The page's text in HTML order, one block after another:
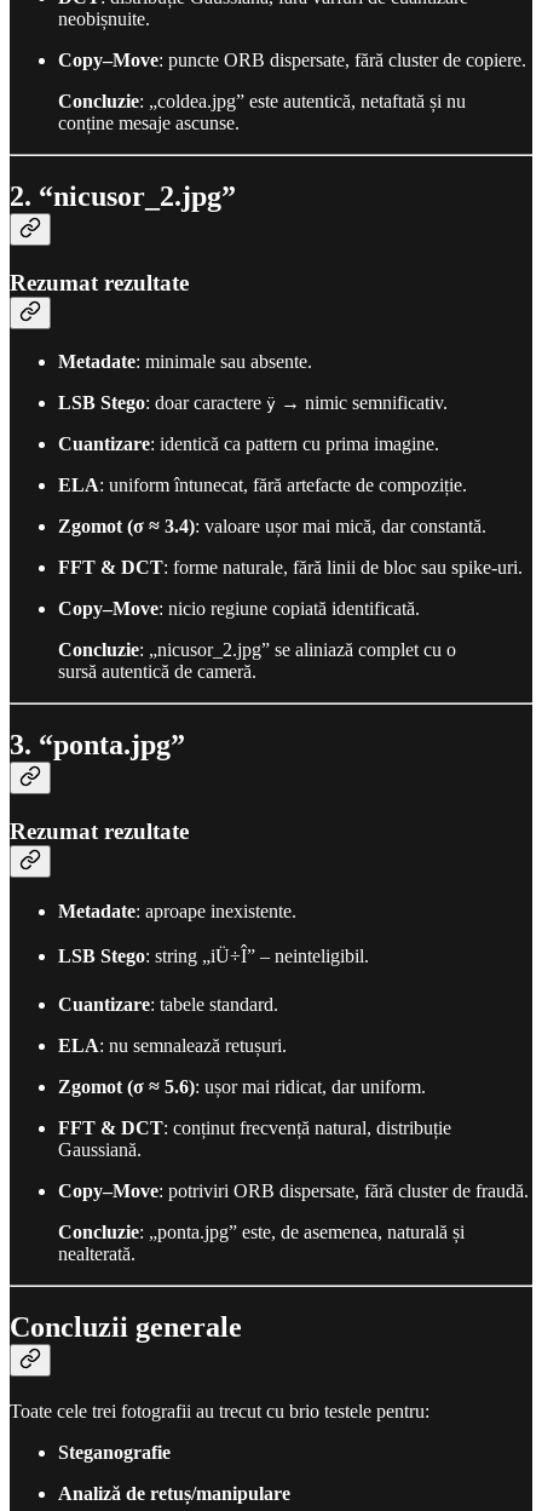
neobișnuite.
Copy–Move: puncte ORB dispersate, fără cluster de copiere.
Concluzie: „coldea.jpg” este autentică, netaftată și nu
conține mesaje ascunse.
2. “nicusor_2.jpg”
Rezumat rezultate
Metadate: minimale sau absente.
LSB Stego: doar caractere ÿ → nimic semnificativ.
Cuantizare: identică ca pattern cu prima imagine.
ELA: uniform întunecat, fără artefacte de compoziție.
Zgomot (σ ≈ 3.4): valoare ușor mai mică, dar constantă.
FFT & DCT: forme naturale, fără linii de bloc sau spike-uri.
Copy–Move: nicio regiune copiată identificată.
Concluzie: „nicusor_2.jpg” se aliniază complet cu o
sursă autentică de cameră.
3. “ponta.jpg”
Rezumat rezultate
Metadate: aproape inexistente.
LSB Stego: string „iÜ÷Î” – neinteligibil.
Cuantizare: tabele standard.
ELA: nu semnalează retușuri.
Zgomot (σ ≈ 5.6): ușor mai ridicat, dar uniform.
FFT & DCT: conținut frecvență natural, distribuție
Gaussiană.
Copy–Move: potriviri ORB dispersate, fără cluster de fraudă.
Concluzie: „ponta.jpg” este, de asemenea, naturală și
nealterată.
Concluzii generale
Toate cele trei fotografii au trecut cu brio testele pentru:
Steganografie
Analiză de retuș/manipulare